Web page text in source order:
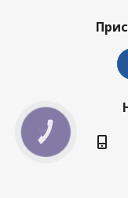
КНОПКА
СВЯЗИ